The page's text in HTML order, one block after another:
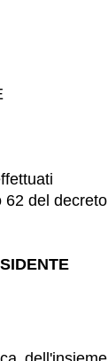
62 del decreto